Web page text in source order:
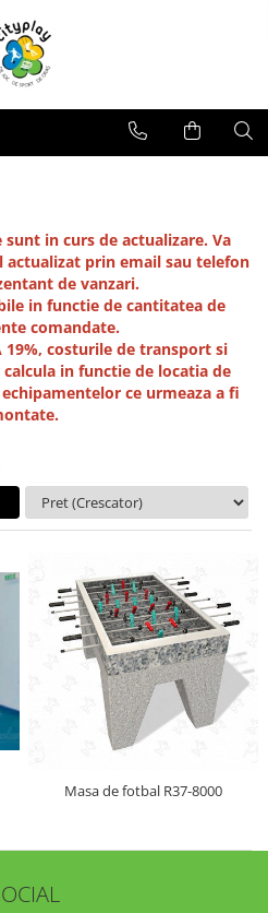
Scoli
Crese
de
de
in curs de actualizare. Va
prin email sau telefon
de vanzari.
in functie de cantitatea de
comandate.
costurile de transport si
in functie de locatia de
ce urmeaza a fi
Masa de fotbal R37-8000